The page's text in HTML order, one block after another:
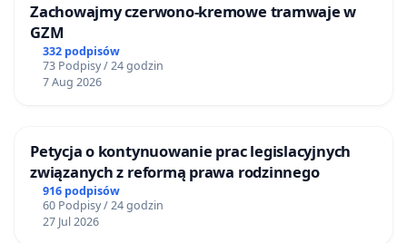
Zachowajmy czerwono-kremowe tramwaje w
GZM
332 podpisów
73 Podpisy / 24 godzin
7 Aug 2026
Petycja o kontynuowanie prac legislacyjnych
związanych z reformą prawa rodzinnego
916 podpisów
60 Podpisy / 24 godzin
27 Jul 2026